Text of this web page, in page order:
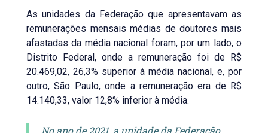
As unidades da Federação que apresentavam as
remunerações mensais médias de doutores mais
afastadas da média nacional foram, por um lado, o
Distrito Federal, onde a remuneração foi de R$
20.469,02, 26,3% superior à média nacional, e, por
outro, São Paulo, onde a remuneração era de R$
14.140,33, valor 12,8% inferior à média.
No ano de 2021, a unidade da Federação